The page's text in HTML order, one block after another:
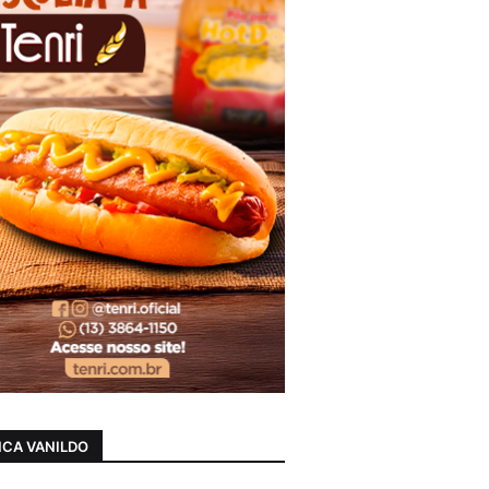
VANILDO